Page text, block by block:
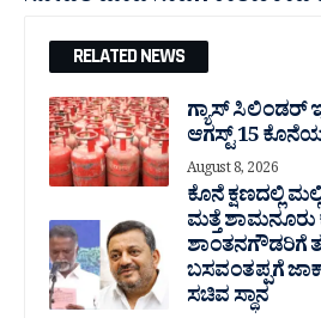
RELATED NEWS
ಗ್ಯಾಸ್ ಸಿಲಿಂಡರ್
ಆಗಸ್ಟ್ 15
August 8, 2026
ಕೊನೆ ಕ್ಷಣದಲ್ಲಿ
ಮತ್ತೆ ಶಾಮನೂರು
ಶಾಂತನಗೌಡರಿಗೆ
ಬಸವಂತಪ್ಪಗೆ
ಸಚಿವ ಸ್ಥಾನ